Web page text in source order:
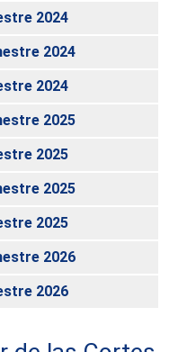
2024
2024
2024
2025
2025
2025
2025
2026
2026